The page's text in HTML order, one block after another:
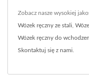
Zobacz nasze wysokiej
Wózek ręczny ze stali
Wózek ręczny do
Skontaktuj się z nami